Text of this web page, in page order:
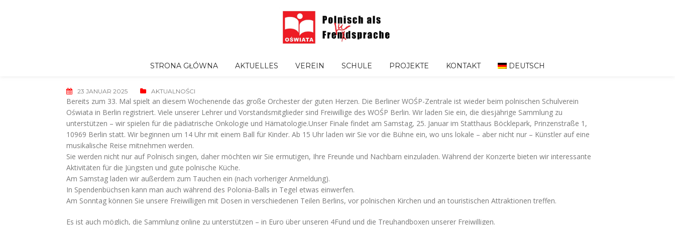
STRONA GŁÓWNA AKTUELLES VEREIN SCHULE PROJEKTE KONTAKT DEUTSCH
23 JANUAR 2025 AKTUALNOŚCI
Bereits zum 33. Mal spielt an diesem Wochenende das große Orchester der guten Herzen. Die Berliner WOŚP-Zentrale ist wieder beim polnischen Schulverein
Oświata in Berlin registriert. Viele unserer Lehrer und Vorstandsmitglieder sind Freiwillige des WOŚP Berlin. Wir laden Sie ein, die diesjährige Sammlung zu
unterstützen – wir spielen für die pädiatrische Onkologie und Hämatologie.Unser Finale findet am Samstag, 25. Januar im Statthaus Böcklepark, Prinzenstraße 1,
10969 Berlin statt. Wir beginnen um 14 Uhr mit einem Ball für Kinder. Ab 15 Uhr laden wir Sie vor die Bühne ein, wo uns lokale – aber nicht nur – Künstler auf eine
musikalische Reise mitnehmen werden.
Sie werden nicht nur auf Polnisch singen, daher möchten wir Sie ermutigen, Ihre Freunde und Nachbarn einzuladen. Während der Konzerte bieten wir interessante
Aktivitäten für die Jüngsten und gute polnische Küche.
Am Samstag laden wir außerdem zum Tauchen ein (nach vorheriger Anmeldung).
In Spendenbüchsen kann man auch während des Polonia-Balls in Tegel etwas einwerfen.
Am Sonntag können Sie unsere Freiwilligen mit Dosen in verschiedenen Teilen Berlins, vor polnischen Kirchen und an touristischen Attraktionen treffen.
Es ist auch möglich, die Sammlung online zu unterstützen – in Euro über unseren 4Fund und die Treuhandboxen unserer Freiwilligen.